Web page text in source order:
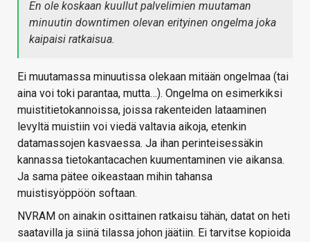
En ole koskaan kuullut palvelimien muutaman
minuutin downtimen olevan erityinen ongelma joka
kaipaisi ratkaisua.
Ei muutamassa minuutissa olekaan mitään ongelmaa (tai
aina voi toki parantaa, mutta…). Ongelma on esimerkiksi
muistitietokannoissa, joissa rakenteiden lataaminen
levyltä muistiin voi viedä valtavia aikoja, etenkin
datamassojen kasvaessa. Ja ihan perinteisessäkin
kannassa tietokantacachen kuumentaminen vie aikansa.
Ja sama pätee oikeastaan mihin tahansa
muistisyöppöön softaan.
NVRAM on ainakin osittainen ratkaisu tähän, datat on heti
saatavilla ja siinä tilassa johon jäätiin. Ei tarvitse kopioida